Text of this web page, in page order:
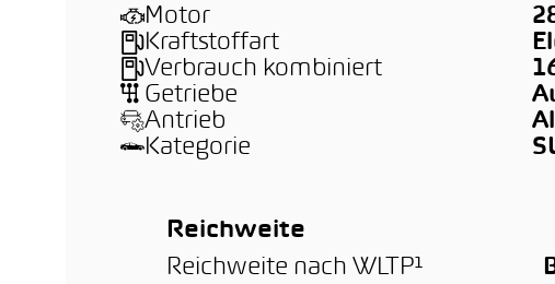
Motor
Kraftstoffart
Verbrauch kombiniert
Getriebe
Antrieb
Kategorie
Reichweite
Reichweite nach WLTP¹